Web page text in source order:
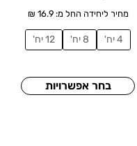
מחיר ליחידה החל מ: 16.9 ₪
4 יח' 8 יח' 12 יח'
בחר אפשרויות